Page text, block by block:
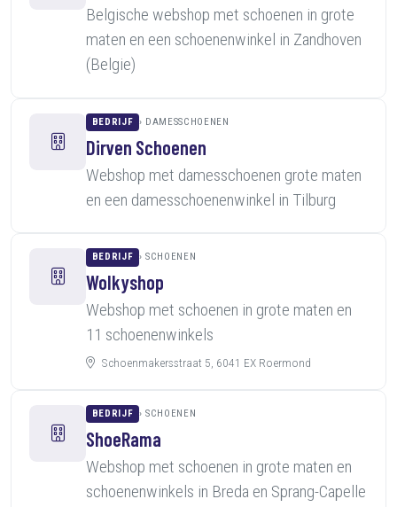
Belgische webshop met schoenen in grote
maten en een schoenenwinkel in Zandhoven
(Belgie)
BEDRIJF DAMESSCHOENEN
Dirven Schoenen
Webshop met damesschoenen grote maten
en een damesschoenenwinkel in Tilburg
BEDRIJF SCHOENEN
Wolkyshop
Webshop met schoenen in grote maten en
11 schoenenwinkels
Schoenmakersstraat 5, 6041 EX Roermond
BEDRIJF SCHOENEN
ShoeRama
Webshop met schoenen in grote maten en
schoenenwinkels in Breda en Sprang-Capelle